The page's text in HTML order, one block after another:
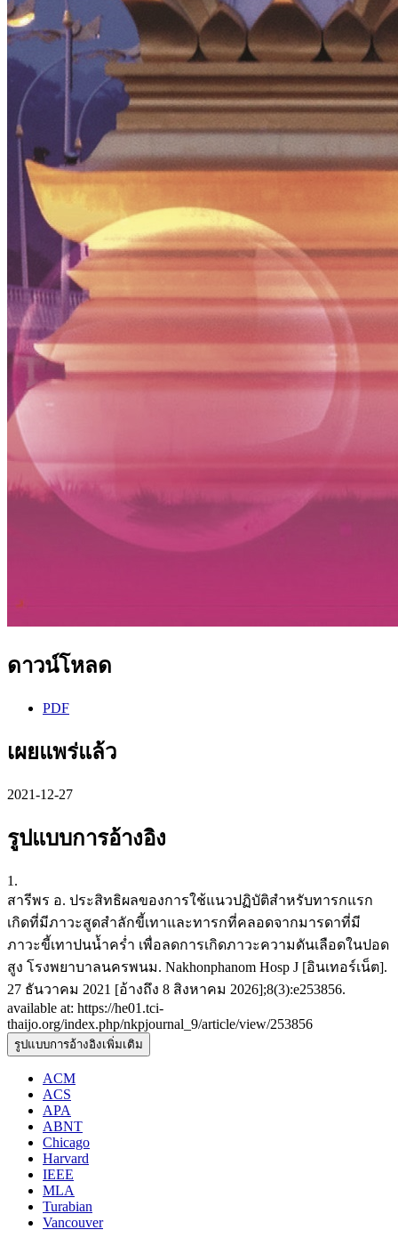
ดาวน์โหลด
PDF
เผยแพร่แล้ว
2021-12-27
รูปแบบการอ้างอิง
1.
สารีพร อ. ประสิทธิผลของการใช้แนวปฏิบัติสำหรับทารกแรก
เกิดที่มีภาวะสูดสำลักขี้เทาและทารกที่คลอดจากมารดาที่มี
ภาวะขี้เทาปนน้ำคร่ำ เพื่อลดการเกิดภาวะความดันเลือดในปอด
สูง โรงพยาบาลนครพนม. Nakhonphanom Hosp J [อินเทอร์เน็ต].
27 ธันวาคม 2021 [อ้างถึง 8 สิงหาคม 2026];8(3):e253856.
available at: https://he01.tci-
thaijo.org/index.php/nkpjournal_9/article/view/253856
รูปแบบการอ้างอิงเพิ่มเติม
ACM
ACS
APA
ABNT
Chicago
Harvard
IEEE
MLA
Turabian
Vancouver